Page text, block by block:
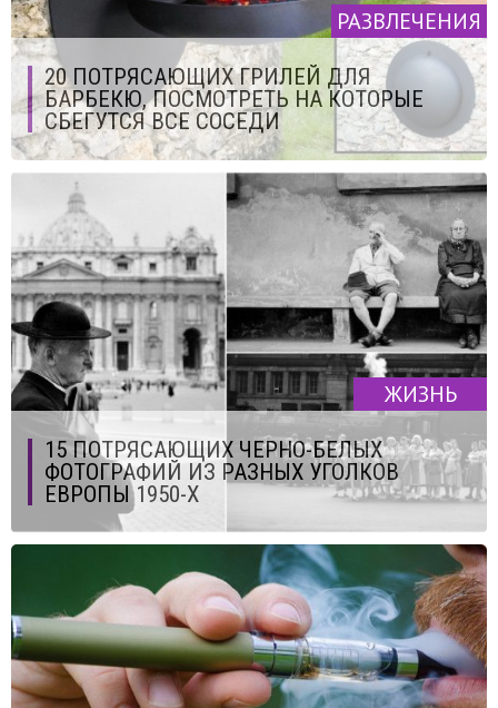
РАЗВЛЕЧЕНИЯ
20 ПОТРЯСАЮЩИХ ГРИЛЕЙ ДЛЯ
БАРБЕКЮ, ПОСМОТРЕТЬ НА КОТОРЫЕ
СБЕГУТСЯ ВСЕ СОСЕДИ
ЖИЗНЬ
15 ПОТРЯСАЮЩИХ ЧЕРНО-БЕЛЫХ
ФОТОГРАФИЙ ИЗ РАЗНЫХ УГОЛКОВ
ЕВРОПЫ 1950-Х